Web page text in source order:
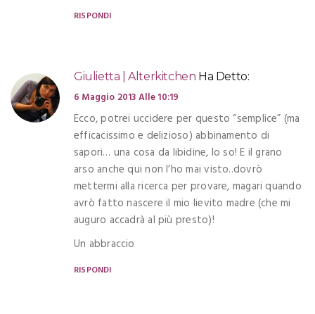
RISPONDI
Giulietta | Alterkitchen Ha Detto:
6 Maggio 2013 Alle 10:19
Ecco, potrei uccidere per questo “semplice” (ma
efficacissimo e delizioso) abbinamento di
sapori… una cosa da libidine, lo so! E il grano
arso anche qui non l’ho mai visto..dovrò
mettermi alla ricerca per provare, magari quando
avrò fatto nascere il mio lievito madre (che mi
auguro accadrà al più presto)!
Un abbraccio
RISPONDI